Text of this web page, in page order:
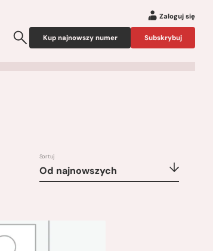
Zaloguj się
Kup najnowszy numer Subskrybuj
Sortuj
Od najnowszych